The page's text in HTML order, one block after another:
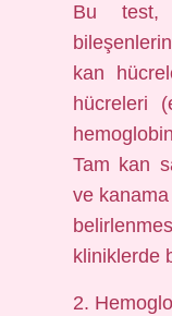
Bu test,
kan
hücreleri
Tam kan
ve kanama
kliniklerde
2.